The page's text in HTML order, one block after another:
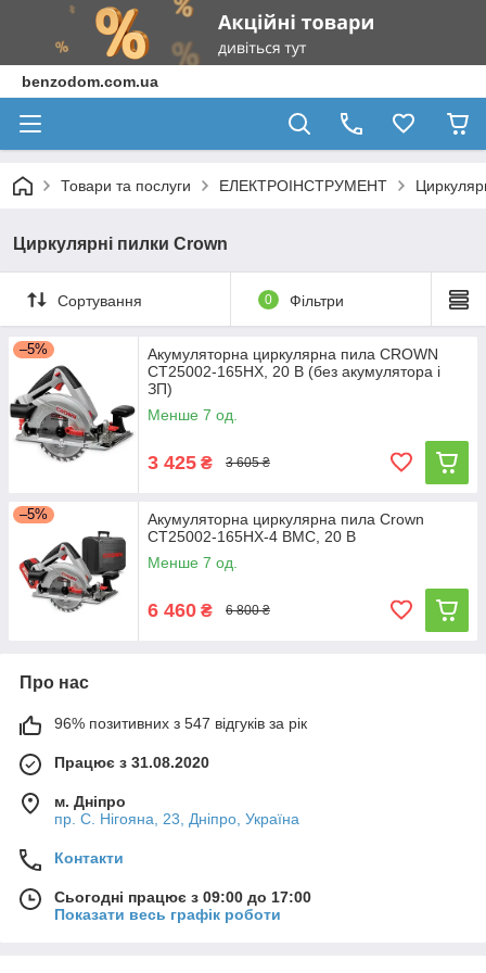
benzodom.com.ua
Товари та послуги ЕЛЕКТРОІНСТРУМЕНТ
Циркулярні пилки Crown
Сортування 0 Фільтри
–5%
Акумуляторна циркулярна пила CROWN
CT25002-165HX, 20 В (без акумулятора і
ЗП)
Менше 7 од.
3 425 ₴ 3 605 ₴
–5%
Акумуляторна циркулярна пила Crown
CT25002-165HX-4 BMC, 20 В
Менше 7 од.
6 460 ₴ 6 800 ₴
Про нас
96% позитивних з 547 відгуків за рік
Працює з 31.08.2020
м. Дніпро
пр. С. Нігояна, 23, Дніпро, Україна
Контакти
Сьогодні працює з 09:00 до 17:00
Показати весь графік роботи